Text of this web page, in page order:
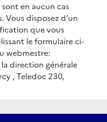
en aucun cas
Vous disposez d’un
que vous
le formulaire ci-
webmestre:
direction générale
, Teledoc 230,